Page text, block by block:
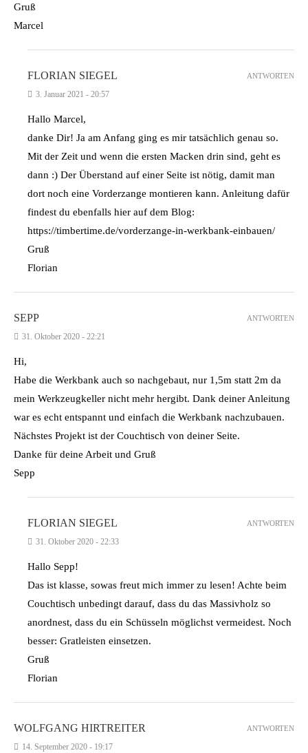
Gruß
Marcel
FLORIAN SIEGEL
3. Januar 2021 - 20:57
Hallo Marcel,
danke Dir! Ja am Anfang ging es mir tatsächlich genau so.
Mit der Zeit und wenn die ersten Macken drin sind, geht es
dann :) Der Überstand auf einer Seite ist nötig, damit man
dort noch eine Vorderzange montieren kann. Anleitung dafür
findest du ebenfalls hier auf dem Blog:
https://timbertime.de/vorderzange-in-werkbank-einbauen/
Gruß
Florian
ANTWORTEN
SEPP
31. Oktober 2020 - 22:21
Hi,
Habe die Werkbank auch so nachgebaut, nur 1,5m statt 2m da
mein Werkzeugkeller nicht mehr hergibt. Dank deiner Anleitung
war es echt entspannt und einfach die Werkbank nachzubauen.
Nächstes Projekt ist der Couchtisch von deiner Seite.
Danke für deine Arbeit und Gruß
Sepp
ANTWORTEN
FLORIAN SIEGEL
31. Oktober 2020 - 22:33
Hallo Sepp!
Das ist klasse, sowas freut mich immer zu lesen! Achte beim
Couchtisch unbedingt darauf, dass du das Massivholz so
anordnest, dass du ein Schüsseln möglichst vermeidest. Noch
besser: Gratleisten einsetzen.
Gruß
Florian
ANTWORTEN
WOLFGANG HIRTREITER
14. September 2020 - 19:17
ANTWORTEN